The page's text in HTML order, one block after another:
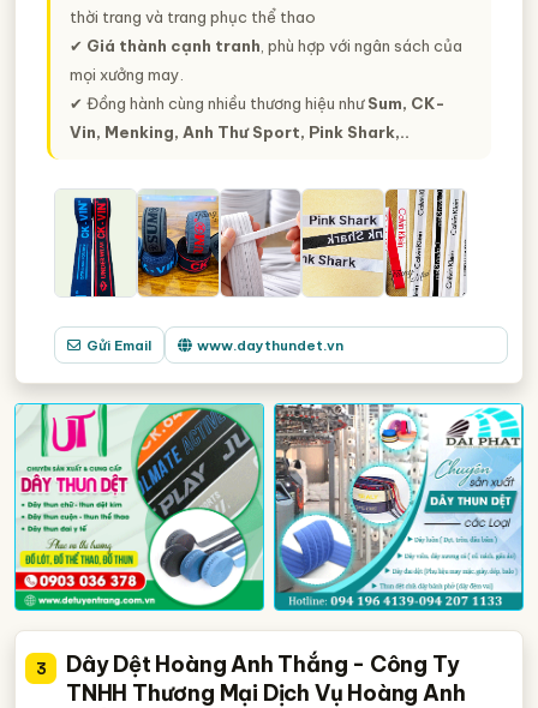
thời trang và trang phục thể thao
✔ Giá thành cạnh tranh , phù hợp với ngân sách của
mọi xưởng may.
✔ Đồng hành cùng nhiều thương hiệu nhưSum, CK-
Vin, Menking, Anh Thư Sport, Pink Shark,..
Gửi Email www.daythundet.vn
3
Dây Dệt Hoàng Anh Thắng - Công Ty
TNHH Thương Mại Dịch Vụ Hoàng Anh